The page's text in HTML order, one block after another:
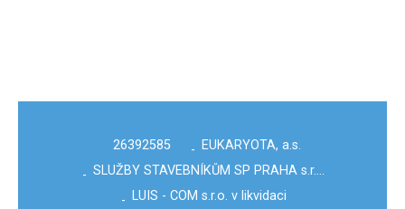
26392585 - EUKARYOTA, a.s.
- SLUŽBY STAVEBNÍKŮM SP PRAHA s.r.…
- LUIS - COM s.r.o. v likvidaci